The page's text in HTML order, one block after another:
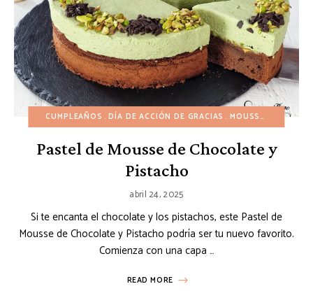
CUMPLEAÑOS DÍA DE ACCIÓN DE GRACIAS MOUSSES Y TARTAS DE ESPEJO
Pastel de Mousse de Chocolate y
Pistacho
abril 24, 2025
Si te encanta el chocolate y los pistachos, este Pastel de
Mousse de Chocolate y Pistacho podría ser tu nuevo favorito.
Comienza con una capa …
READ MORE